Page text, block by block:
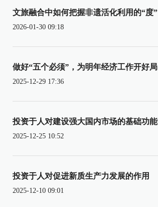
文旅融合中如何把握非遗活化利用的“度”
2026-01-30 09:18
做好“五个必须”，为明年经济工作开好局
2025-12-29 17:36
投资于人对建设强大国内市场的基础功能
2025-12-25 10:52
投资于人对促进新质生产力发展的作用
2025-12-10 09:01